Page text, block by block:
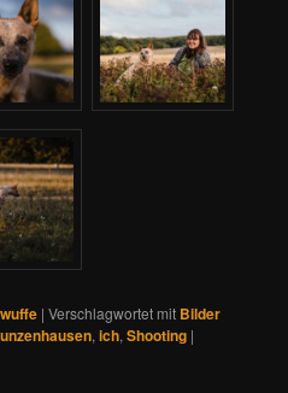
|Verschlagwortet mit Bilder
,ich,Shooting |